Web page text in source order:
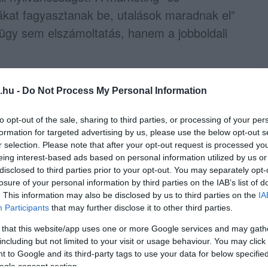
- Do Not Process My Personal Information
opt-out of the sale, sharing to third parties, or processing of your
for targeted advertising by us, please use the below opt-out
selection. Please note that after your opt-out request is processed
interest-based ads based on personal information utilized by us
to third parties prior to your opt-out. You may separately
of your personal information by third parties on the IAB’s list of
This information may also be disclosed by us to third parties on the
Participants that may further disclose it to other third parties.
that this website/app uses one or more Google services and may
but not limited to your visit or usage behaviour. You may
to Google and its third-party tags to use your data for below
consent section.
fagyasztanak be, utalások maradnak el”
sem elszámoltatás, hanem a jobboldali
aki az elmúlt másfél évtizedben
és akinek kormányzása alatt több
kormányközeli kézbe került. Orbán
kell, a politikusoknak pedig válaszolniuk
hangnemben”– mondta az a volt
kritikus szerkesztőséget, és ritkán
most alkalmazkodnia kell az új